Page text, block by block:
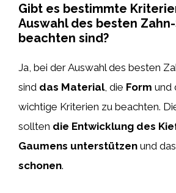
Gibt es bestimmte
Auswahl des besten
beachten sind?
Ja, bei der Auswahl des besten
sind das Material, die Form und
wichtige Kriterien zu beachten.
sollten die Entwicklung des
Gaumens unterstützen und das
schonen.